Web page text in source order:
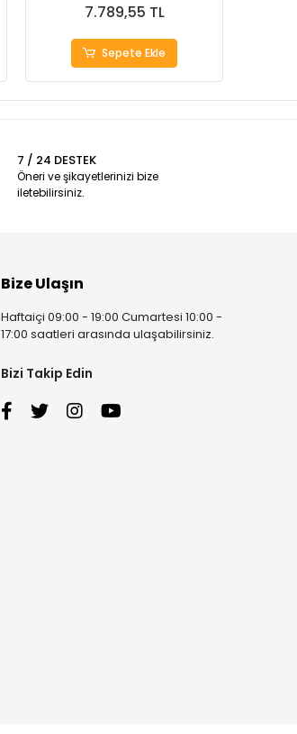
7.789,55 TL
Sepete Ekle
7 / 24 DESTEK
Öneri ve şikayetlerinizi bize
iletebilirsiniz.
Bize Ulaşın
Haftaiçi 09:00 - 19:00 Cumartesi 10:00 -
17:00 saatleri arasında ulaşabilirsiniz.
Bizi Takip Edin